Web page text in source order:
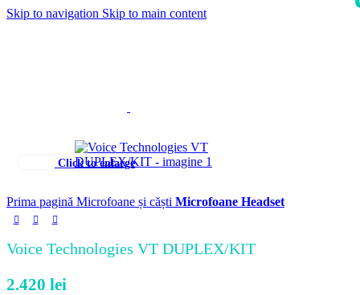
Skip to navigation Skip to main content
Click to enlarge
Prima pagină Microfoane și căști Microfoane Headset
Voice Technologies VT DUPLEX/KIT
2.420 lei